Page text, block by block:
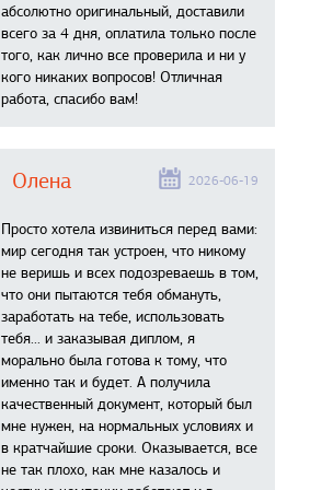
абсолютно оригинальный, доставили
всего за 4 дня, оплатила только после
того, как лично все проверила и ни у
кого никаких вопросов! Отличная
работа, спасибо вам!
Олена 2026-06-19
Просто хотела извиниться перед вами:
мир сегодня так устроен, что никому
не веришь и всех подозреваешь в том,
что они пытаются тебя обмануть,
заработать на тебе, использовать
тебя... и заказывая диплом, я
морально была готова к тому, что
именно так и будет. А получила
качественный документ, который был
мне нужен, на нормальных условиях и
в кратчайшие сроки. Оказывается, все
не так плохо, как мне казалось и